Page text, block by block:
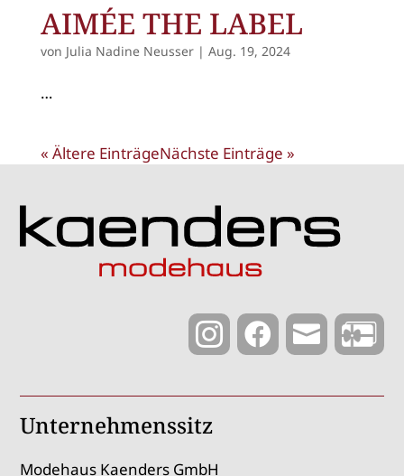
AIMÉE THE LABEL
von Julia Nadine Neusser| Aug. 19, 2024
…
« Ältere EinträgeNächste Einträge »



Unternehmenssitz
Modehaus Kaenders GmbH